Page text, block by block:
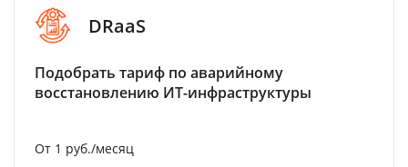
DRaaS
Подобрать тариф по аварийному
восстановлению ИТ-инфраструктуры
От 1 руб./месяц